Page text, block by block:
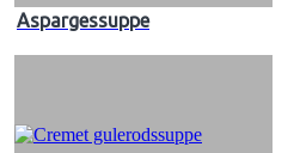
Aspargessuppe